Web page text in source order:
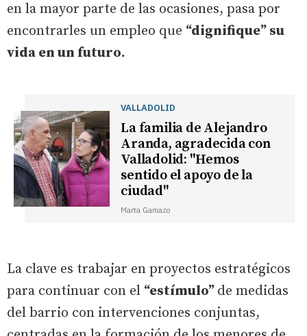
en la mayor parte de las ocasiones, pasa por
encontrarles un empleo que “dignifique” su
vida en un futuro.
VALLADOLID
La familia de Alejandro
Aranda, agradecida con
Valladolid: "Hemos
sentido el apoyo de la
ciudad"
Marta Gamazo
La clave es trabajar en proyectos estratégicos
para continuar con el “estímulo” de medidas
del barrio con intervenciones conjuntas,